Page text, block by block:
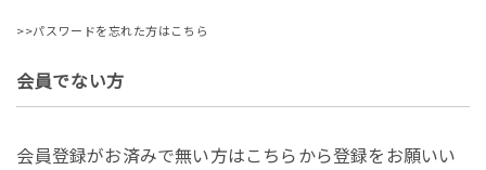
>>パスワードを忘れた方はこちら
会員でない方
会員登録がお済みで無い方はこちらから登録をお願いい